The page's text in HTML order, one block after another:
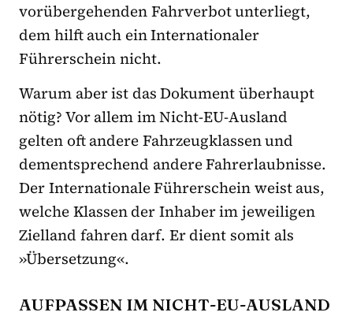
vorübergehenden Fahrverbot unterliegt,
dem hilft auch ein Internationaler
Führerschein nicht.
Warum aber ist das Dokument überhaupt
nötig? Vor allem im Nicht-EU-Ausland
gelten oft andere Fahrzeugklassen und
dementsprechend andere Fahrerlaubnisse.
Der Internationale Führerschein weist aus,
welche Klassen der Inhaber im jeweiligen
Zielland fahren darf. Er dient somit als
»Übersetzung«.
AUFPASSEN IM NICHT-EU-AUSLAND